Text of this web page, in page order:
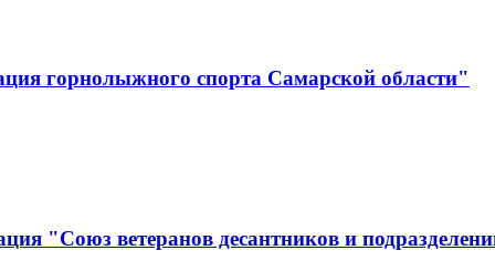
горнолыжного спорта Самарской области"
"Союз ветеранов десантников и